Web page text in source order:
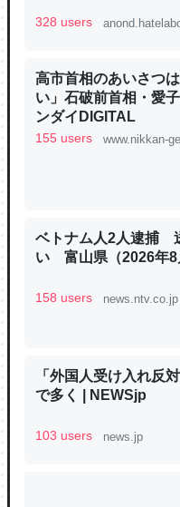
論文では「淡水はカ
は」とあって面白い。
─ニュース :: 【研究発表
これを元に考えるとカ
中。あと、Googleマ
328 users
高市首相のあいさつ
い」石破前首相・愛
ンダイDIGITAL
155 users www.nikkan-
ベトナム人2人逮捕
い 富山県（2026年8
158 users news.ntv.co.jp
「外国人受け入れ反
で多く | NEWSjp
103 users news.jp